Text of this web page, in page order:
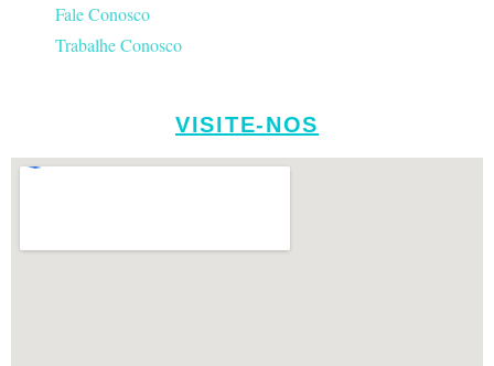
Fale Conosco
Trabalhe Conosco
VISITE-NOS